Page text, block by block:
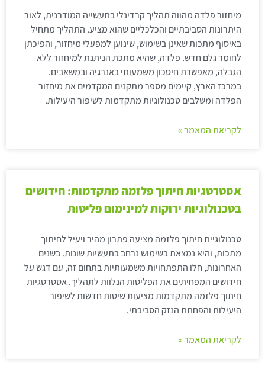
מיחזור פלדה מהווה תהליך קרדינלי בתעשייה המודרנית, לאור
היתרונות הסביבתיים והכלכליים שהוא מציע. התהליך מתחיל
באיסוף מתכות שאינן בשימוש, שינוען למפעלי מיחזור, והפיכתן
לחומר גלם חדש. פלדה, שהיא מתכת הניתנת למיחזור ללא
הגבלה, מאפשרת חיסכון משמעותי באנרגיה ובמשאבים.
במרכז הארץ, קיימים מספר מתקנים המקדמים את מיחזור
הפלדה ומשלבים טכנולוגיות מתקדמות לשיפור היעילות.
לקריאת המאמר »
אסטרטגיות חיתוך פלזמה מתקדמות: חידושים
בטכנולוגיות ירוקות למינימום פליטות
טכנולוגיית חיתוך פלזמה מציעה פתרון מהיר ויעיל לחיתוך
מתכות, והיא נמצאת בשימוש נרחב בתעשיות שונות. בשנים
האחרונות, חלו התפתחויות משמעותיות בתחום זה, עם דגש על
חידושים המפחיתים את הפליטות הנלוות לתהליך. אסטרטגיות
חיתוך פלזמה מתקדמות מציעות שיטות חדשות לשיפור
היעילות והפחתת הנזק הסביבתי.
לקריאת המאמר »